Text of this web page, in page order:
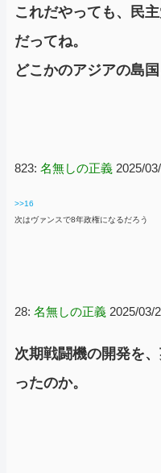
これだやっても、民
だってね。
どこかのアジアの島
823: 名無しの正義 2025/
>>16
次はヴァンスで8年政権になるだろう
28: 名無しの正義 2025/03/
次期戦闘機の開発を
ったのか。